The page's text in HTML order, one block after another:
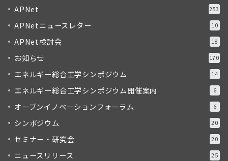
APNet 253
APNetニュースレター 10
APNet検討会 18
お知らせ 170
エネルギー総合工学シンポジウム 14
エネルギー総合工学シンポジウム開催案内 6
オープンイノベーションフォーラム 6
シンポジウム 20
セミナー・研究会 20
ニュースリリース 25